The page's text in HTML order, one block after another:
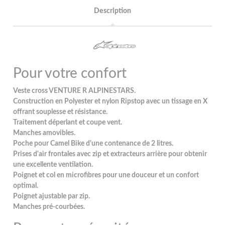
Description
Pour votre confort
Veste cross VENTURE R ALPINESTARS.
Construction en Polyester et nylon Ripstop avec un tissage en X
offrant souplesse et résistance.
Traitement déperlant et coupe vent.
Manches amovibles.
Poche pour Camel Bike d'une contenance de 2 litres.
Prises d'air frontales avec zip et extracteurs arrière pour obtenir
une excellente ventilation.
Poignet et col en microfibres pour une douceur et un confort
optimal.
Poignet ajustable par zip.
Manches pré-courbées.